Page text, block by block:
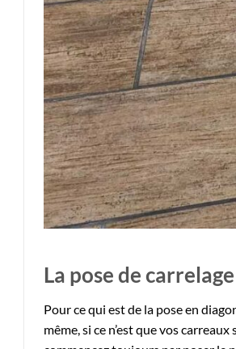
La pose de
Pour ce qui est de la pose en
même, si ce n’est que vos